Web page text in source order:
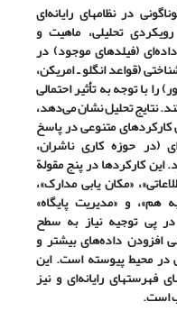
در نظامهای رایانه‌ای
تحلیلی، ماهیت و
(فیلدهای موجود) در
(قواعد انگلو ـ امریکن،
با توجه به تأثیر احتمالی
نتایج تحلیل نشان می‌دهد،
کارکردهای متنوعی در پاسخ
(در حوزه کاری ناشران،
این کارکردها در پنج مقولة
«مکان یابی مدارک»،
هم»، و «مدیریت پایگاه»
پی توجیه نیاز به سطح
افزودن داده‌های بیشتر و
در محیط پیوسته است. این
فهرستهای رایانه‌ای و نیز
است.